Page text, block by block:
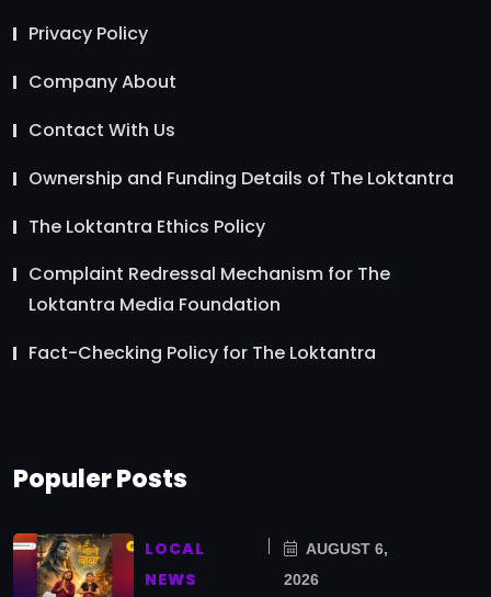
Privacy Policy
Company About
Contact With Us
Ownership and Funding Details of The Loktantra
The Loktantra Ethics Policy
Complaint Redressal Mechanism for The
Loktantra Media Foundation
Fact-Checking Policy for The Loktantra
Populer Posts
LOCAL
NEWS
AUGUST 6,
2026